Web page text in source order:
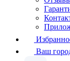
Ваш